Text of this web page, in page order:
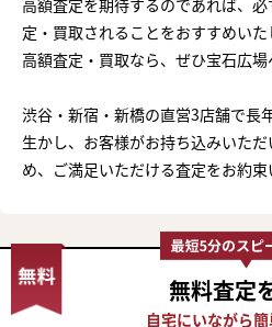
定・買取されることをおすすめい
高額査定・買取なら、ぜひ宝石広場
渋谷・新宿・新橋の直営3店舗で長
生かし、お客様がお持ち込みいた
め、ご満足いただける査定をお約束
無料査定